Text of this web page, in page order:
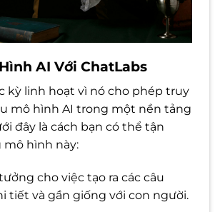
AI Với ChatLabs
kỳ linh hoạt vì nó cho phép truy
mô hình AI trong một nền tảng
đây là cách bạn có thể tận
hình này:
cho việc tạo ra các câu
tiết và gần giống với con người.